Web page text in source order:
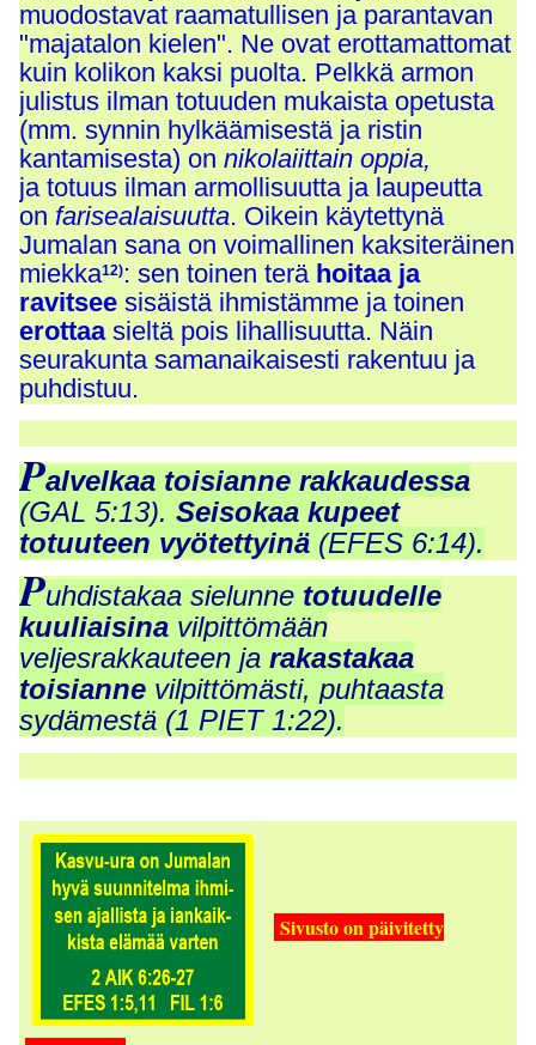
muodostavat raamatullisen ja parantavan
"majatalon kielen". Ne ovat erottamattomat
kuin kolikon kaksi puolta. Pelkkä armon
julistus ilman totuuden mukaista opetusta
(mm. synnin hylkäämisestä ja ristin
kantamisesta) onnikolaiittain oppia,
ja totuus ilman armollisuutta ja laupeutta
onfarisealaisuutta. Oikein käytettynä
Jumalan sana on voimallinen kaksiteräinen
miekka12): sen toinen terä hoitaa ja
ravitsee sisäistä ihmistämme ja toinen
erottaasieltä pois lihallisuutta. Näin
seurakunta samanaikaisesti rakentuu ja
puhdistuu.
Palvelkaa toisianne rakkaudessa
(GAL 5:13).Seisokaa kupeet
totuuteen vyötettyinä (EFES 6:14).
Puhdistakaa sielunne totuudelle
kuuliaisina vilpittömään
veljesrakkauteen jarakastakaa
toisianne vilpittömästi, puhtaasta
sydämestä (1 PIET 1:22).
Sivusto on päivitetty